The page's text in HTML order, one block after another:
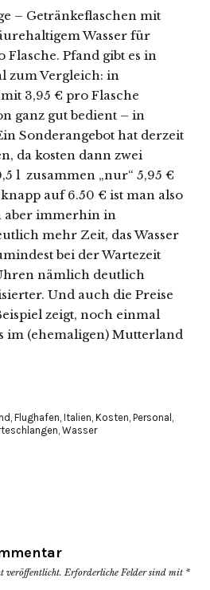
– Getränkeflaschen mit
Wasser für
Pfand gibt es in
zum Vergleich: in
3,95 € pro Flasche
ganz gut bedient – in
Sonderangebot hat derzeit
da kosten dann zwei
l zusammen „nur“ 5,95 €
auf 6.50 € ist man also
aber immerhin in
mehr Zeit, das Wasser
bei der Wartezeit
nämlich deutlich
Und auch die Preise
zeigt, noch einmal
im (ehemaligen) Mutterland
, Flughafen, Italien, Kosten, Personal ,
, Wasser
veröffentlicht. Erforderliche Felder sind mit *